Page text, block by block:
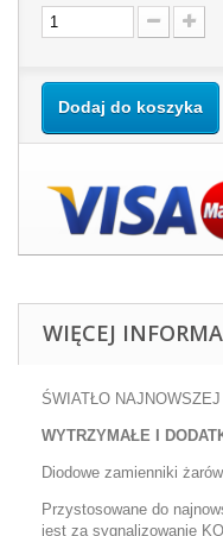
Dodaj do koszyka
WIĘCEJ
ŚWIATŁO
WYTRZYMAŁE I
Diodowe zamienniki
Przystosowane do
jest za sygnalizowanie